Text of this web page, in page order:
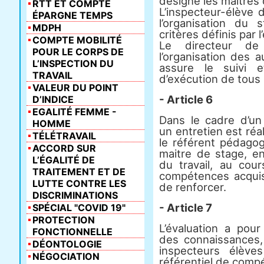
L’inspecteur-
l’organisation du
critères définis par
Le directeur de
l’organisation des
assure le suivi
d’exécution de
- Article 6
Dans le cadre
un entretien est
le référent
maitre de stage,
du travail, au
compétences
de renforcer.
- Article 7
L’évaluation a
des
inspecteurs
RTT ET COMPTE
ÉPARGNE TEMPS
MDPH
COMPTE MOBILITÉ
POUR LE CORPS DE
L’INSPECTION DU
TRAVAIL
VALEUR DU POINT
D’INDICE
EGALITÉ FEMME -
HOMME
TÉLÉTRAVAIL
ACCORD SUR
L’ÉGALITÉ DE
TRAITEMENT ET DE
LUTTE CONTRE LES
DISCRIMINATIONS
SPÉCIAL "COVID 19"
PROTECTION
FONCTIONNELLE
DÉONTOLOGIE
NÉGOCIATION